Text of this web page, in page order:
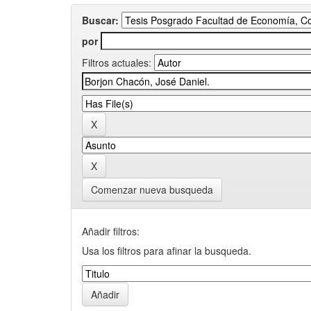
Buscar:
por
Filtros actuales:
Comenzar nueva busqueda
Añadir filtros:
Usa los filtros para afinar la busqueda.